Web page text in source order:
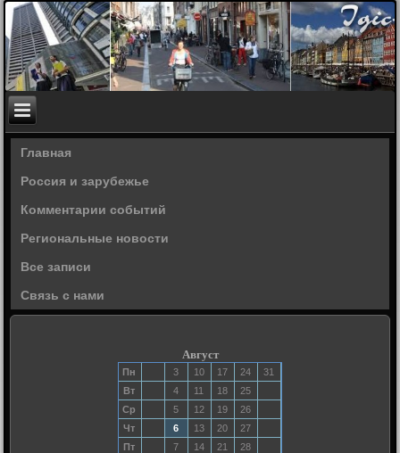
Главная
Россия и зарубежье
Комментарии событий
Региональные новости
Все записи
Связь с нами
Август
Пн 3 10 17 24
31
Вт
4 11 18
25
Ср
5 12 19
26
Чт
6 13 20
27
Пт
7 14 21
28